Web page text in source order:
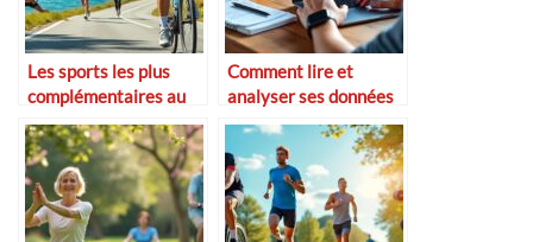
Les sports les plus
complémentaires au
cyclisme
Comment lire et
analyser ses données
Strava